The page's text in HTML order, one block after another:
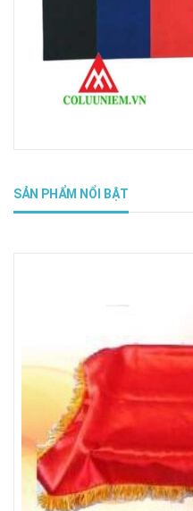
SẢN PHẨM NỔI BẬT